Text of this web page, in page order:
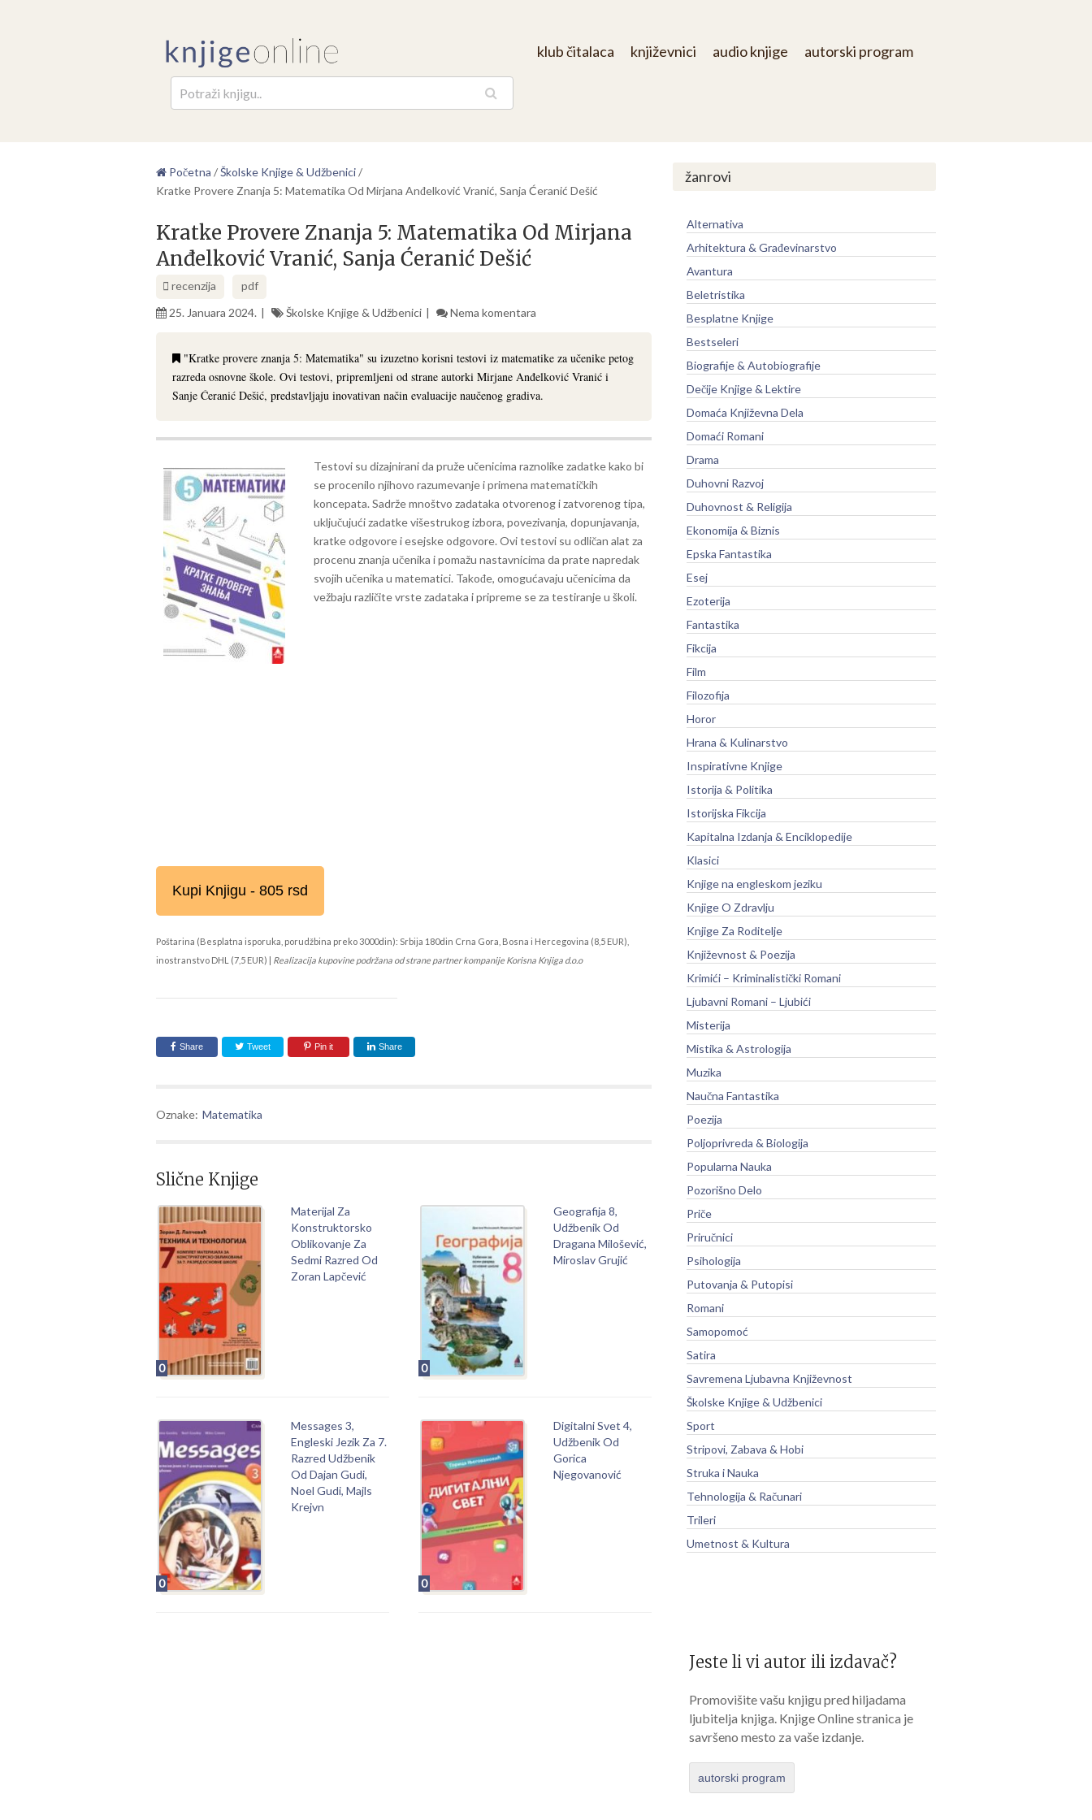
klub čitalaca književnici audio knjige autorski program
Početna /Školske Knjige & Udžbenici/
Kratke Provere Znanja 5: Matematika Od Mirjana Anđelković Vranić, Sanja Ćeranić Dešić
Kratke Provere Znanja 5: Matematika Od Mirjana
Anđelković Vranić, Sanja Ćeranić Dešić
recenzija
pdf
25. Januara 2024.
Školske Knjige & Udžbenici Nema komentara
"Kratke provere znanja 5: Matematika" su izuzetno korisni testovi iz matematike za učenike petog
razreda osnovne škole. Ovi testovi, pripremljeni od strane autorki Mirjane Anđelković Vranić i
Sanje Ćeranić Dešić, predstavljaju inovativan način evaluacije naučenog gradiva.
Testovi su dizajnirani da pruže učenicima raznolike zadatke kako bi
se procenilo njihovo razumevanje i primena matematičkih
koncepata. Sadrže mnoštvo zadataka otvorenog i zatvorenog tipa,
uključujući zadatke višestrukog izbora, povezivanja, dopunjavanja,
kratke odgovore i esejske odgovore. Ovi testovi su odličan alat za
procenu znanja učenika i pomažu nastavnicima da prate napredak
svojih učenika u matematici. Takođe, omogućavaju učenicima da
vežbaju različite vrste zadataka i pripreme se za testiranje u školi.
Kupi Knjigu - 805 rsd
Poštarina (Besplatna isporuka, porudžbina preko 3000din): Srbija 180din Crna Gora, Bosna i Hercegovina (8,5 EUR),
inostranstvo DHL (7,5 EUR) | Realizacija kupovine podržana od strane partner kompanije Korisna Knjiga d.o.o
Share Tweet Pin it Share
Oznake: Matematika
Slične Knjige
0
Materijal Za
Konstruktorsko
Oblikovanje Za
Sedmi Razred Od
Zoran Lapčević
0
Geografija 8,
Udžbenik Od
Dragana Milošević,
Miroslav Grujić
0
Messages 3,
Engleski Jezik Za 7.
Razred Udžbenik
Od Dajan Gudi,
Noel Gudi, Majls
Krejvn
0
Digitalni Svet 4,
Udžbenik Od
Gorica
Njegovanović
žanrovi
Alternativa
Arhitektura & Građevinarstvo
Avantura
Beletristika
Besplatne Knjige
Bestseleri
Biografije & Autobiografije
Dečije Knjige & Lektire
Domaća Književna Dela
Domaći Romani
Drama
Duhovni Razvoj
Duhovnost & Religija
Ekonomija & Biznis
Epska Fantastika
Esej
Ezoterija
Fantastika
Fikcija
Film
Filozofija
Horor
Hrana & Kulinarstvo
Inspirativne Knjige
Istorija & Politika
Istorijska Fikcija
Kapitalna Izdanja & Enciklopedije
Klasici
Knjige na engleskom jeziku
Knjige O Zdravlju
Knjige Za Roditelje
Književnost & Poezija
Krimići – Kriminalistički Romani
Ljubavni Romani – Ljubići
Misterija
Mistika & Astrologija
Muzika
Naučna Fantastika
Poezija
Poljoprivreda & Biologija
Popularna Nauka
Pozorišno Delo
Priče
Priručnici
Psihologija
Putovanja & Putopisi
Romani
Samopomoć
Satira
Savremena Ljubavna Književnost
Školske Knjige & Udžbenici
Sport
Stripovi, Zabava & Hobi
Struka i Nauka
Tehnologija & Računari
Trileri
Umetnost & Kultura
Jeste li vi autor ili izdavač?
Promovišite vašu knjigu pred hiljadama
ljubitelja knjiga. Knjige Online stranica je
savršeno mesto za vaše izdanje.
autorski program